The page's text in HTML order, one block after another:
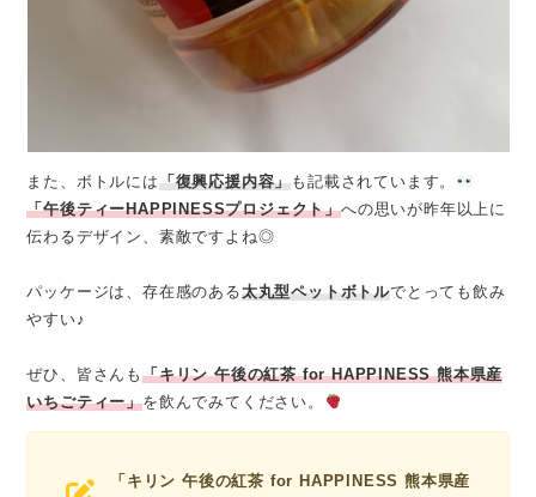
また、ボトルには「復興応援内容」も記載されています。
「午後ティーHAPPINESSプロジェクト」への思いが昨年以上に
伝わるデザイン、素敵ですよね◎
パッケージは、存在感のある太丸型ペットボトルでとっても飲み
やすい♪
ぜひ、皆さんも 「キリン 午後の紅茶 for HAPPINESS 熊本県産
いちごティー」を飲んでみてください。
「キリン 午後の紅茶 for HAPPINESS 熊本県産